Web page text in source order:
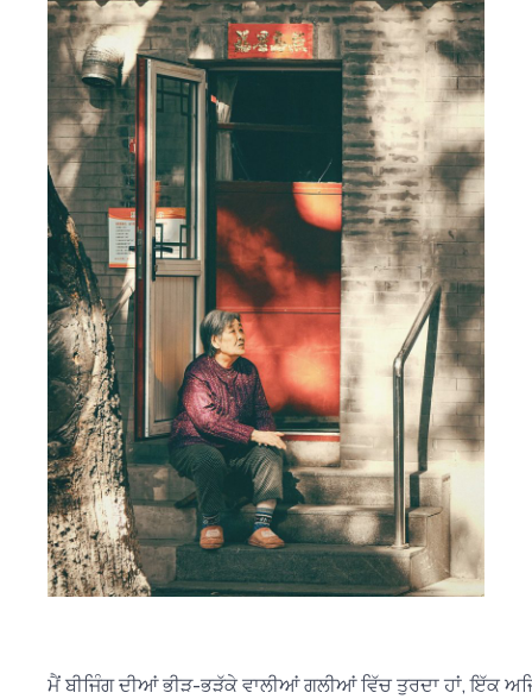
ਮੈਂ ਬੀਜਿੰਗ ਦੀਆਂ ਭੀੜ-ਭੜੱਕੇ ਵਾਲੀਆਂ ਗਲੀਆਂ ਵਿੱਚ ਤੁਰਦਾ ਹਾਂ, ਇੱਕ